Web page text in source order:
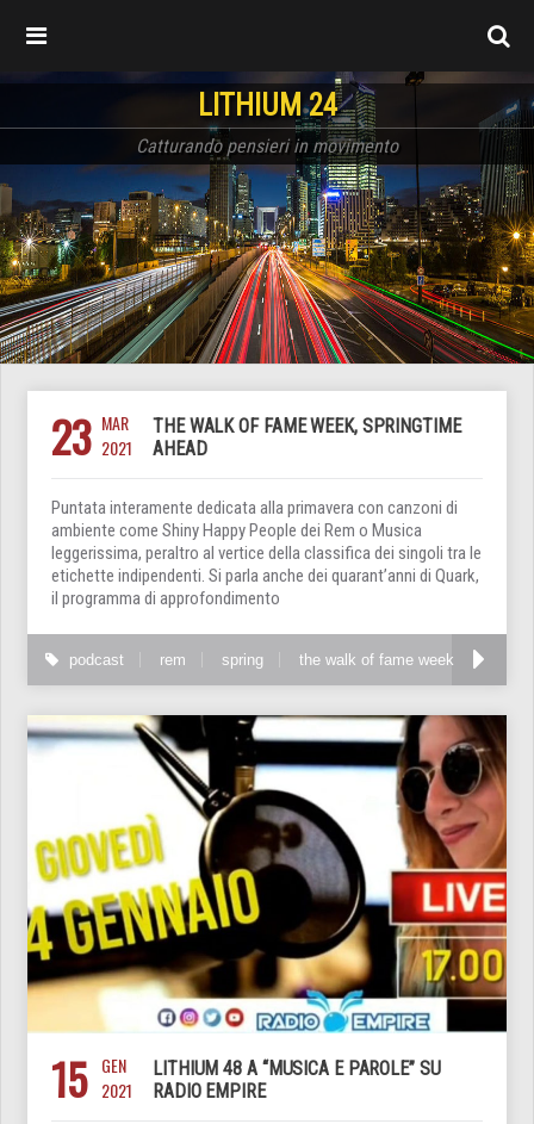
LITHIUM 24
Catturando pensieri in movimento
23 MAR
2021
THE WALK OF FAME WEEK, SPRINGTIME
AHEAD
Puntata interamente dedicata alla primavera con canzoni di
ambiente come Shiny Happy People dei Rem o Musica
leggerissima, peraltro al vertice della classifica dei singoli tra le
etichette indipendenti. Si parla anche dei quarant’anni di Quark,
il programma di approfondimento
podcast rem spring the walk of fame week
15
GEN
2021
LITHIUM 48 A “MUSICA E PAROLE” SU
RADIO EMPIRE